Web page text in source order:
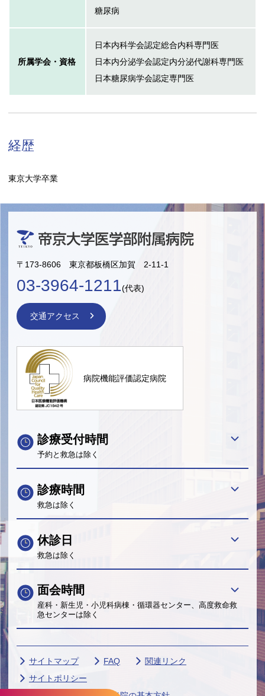
糖尿病
所属学会・資格
日本内科学会認定総合内科専門医
日本内分泌学会認定内分泌代謝科専門医
日本糖尿病学会認定専門医
経歴
東京大学卒業
〒173-8606 東京都板橋区加賀 2-11-1
03-3964-1211(代表)
交通アクセス
病院機能評価認定病院
診療受付時間
予約と救急は除く
診療時間
救急は除く
休診日
救急は除く
面会時間
産科・新生児・小児科病棟・循環器センター、高度救命救
急センターは除く
サイトマップ FAQ
関連リンク
サイトポリシー